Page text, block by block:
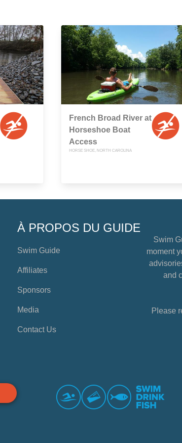
French Broad River at
Horseshoe Boat
Access
HORSE SHOE, NORTH CAROLINA
À PROPOS DU GUIDE
Swim Guide
Affiliates
Sponsors
Media
Contact Us
Swim
moment
and
Please